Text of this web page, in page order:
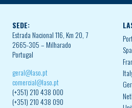
SEDE:
Estrada Nacional 116, Km 20, 7
2665-305 – Milharado
Portugal
geral@laso.pt
comercial@laso.pt
(+351) 210 438 000
(+351) 210 438 090